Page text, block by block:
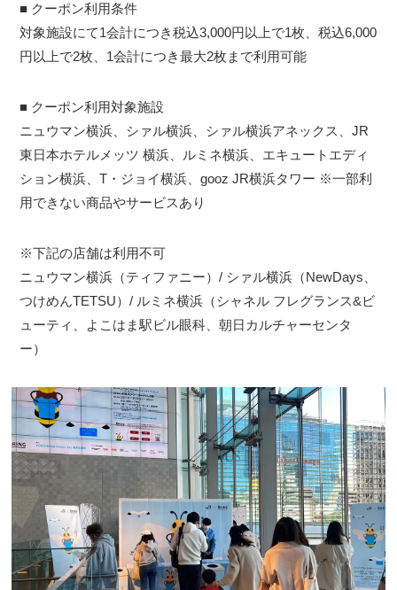
■ クーポン利用条件
対象施設にて1会計につき税込3,000円以上で1枚、税込6,000
円以上で2枚、1会計につき最大2枚まで利用可能
■ クーポン利用対象施設
ニュウマン横浜、シァル横浜、シァル横浜アネックス、JR
東日本ホテルメッツ 横浜、ルミネ横浜、エキュートエディ
ション横浜、T・ジョイ横浜、gooz JR横浜タワー ※一部利
用できない商品やサービスあり
※下記の店舗は利用不可
ニュウマン横浜（ティファニー）/ シァル横浜（NewDays、
つけめんTETSU）/ ルミネ横浜（シャネル フレグランス&ビ
ューティ、よこはま駅ビル眼科、朝日カルチャーセンタ
ー）